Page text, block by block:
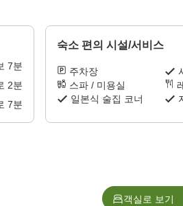
7분
2분
7분
숙소 편의 시설/서비스
주차장
스파 / 미용실
일본식 술집 코너
객실로 보기